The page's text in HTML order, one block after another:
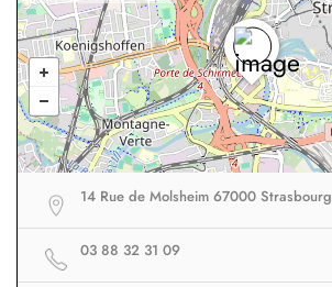
14 Rue de Molsheim 67000 Strasbourg
03 88 32 31 09